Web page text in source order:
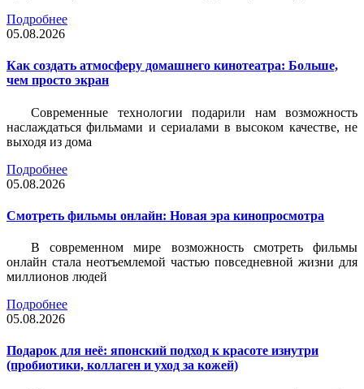
Подробнее
05.08.2026
Как создать атмосферу домашнего кинотеатра: Больше,
чем просто экран
Современные технологии подарили нам возможность
наслаждаться фильмами и сериалами в высоком качестве, не
выходя из дома
Подробнее
05.08.2026
Смотреть фильмы онлайн: Новая эра кинопросмотра
В современном мире возможность смотреть фильмы
онлайн стала неотъемлемой частью повседневной жизни для
миллионов людей
Подробнее
05.08.2026
Подарок для неё: японский подход к красоте изнутри
(пробиотики, коллаген и уход за кожей)